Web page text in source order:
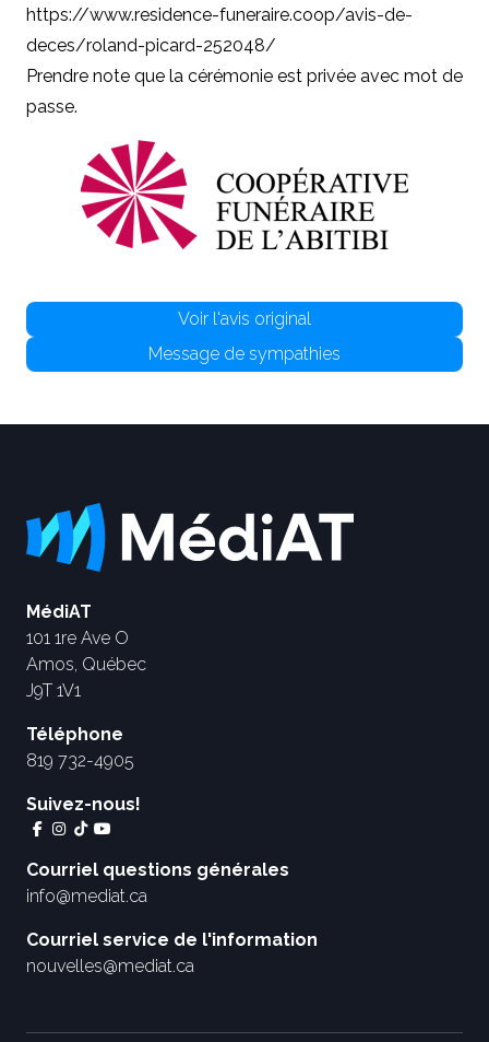
https://www.residence-funeraire.coop/avis-de-
deces/roland-picard-252048/
Prendre note que la cérémonie est privée avec mot de
passe.
Voir l'avis original
Message de sympathies
MédiAT
101 1re Ave O
Amos, Québec
J9T 1V1
Téléphone
819 732-4905
Suivez-nous!
Courriel questions générales
info@mediat.ca
Courriel service de l'information
nouvelles@mediat.ca